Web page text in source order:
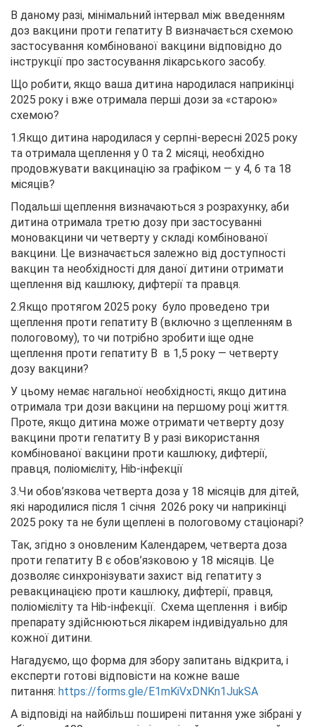
В даному разі, мінімальний інтервал між введенням
доз вакцини проти гепатиту B визначається схемою
застосування комбінованої вакцини відповідно до
інструкції про застосування лікарського засобу.
Що робити, якщо ваша дитина народилася наприкінці
2025 року і вже отримала перші дози за «старою»
схемою?
1.Якщо дитина народилася у серпні-вересні 2025 року
та отримала щеплення у 0 та 2 місяці, необхідно
продовжувати вакцинацію за графіком — у 4, 6 та 18
місяців?
Подальші щеплення визначаються з розрахунку, аби
дитина отримала третю дозу при застосуванні
моновакцини чи четверту у складі комбінованої
вакцини. Це визначається залежно від доступності
вакцин та необхідності для даної дитини отримати
щеплення від кашлюку, дифтерії та правця.
2.Якщо протягом 2025 року було проведено три
щеплення проти гепатиту В (включно з щепленням в
пологовому), то чи потрібно зробити іще одне
щеплення проти гепатиту В в 1,5 року — четверту
дозу вакцини?
У цьому немає нагальної необхідності, якщо дитина
отримала три дози вакцини на першому році життя.
Проте, якщо дитина може отримати четверту дозу
вакцини проти гепатиту В у разі використання
комбінованої вакцини проти кашлюку, дифтерії,
правця, поліомієліту, Hib-інфекції
3.Чи обов’язкова четверта доза у 18 місяців для дітей,
які народилися після 1 січня 2026 року чи наприкінці
2025 року та не були щеплені в пологовому стаціонарі?
Так, згідно з оновленим Календарем, четверта доза
проти гепатиту В є обов’язковою у 18 місяців. Це
дозволяє синхронізувати захист від гепатиту з
ревакцинацією проти кашлюку, дифтерії, правця,
поліомієліту та Hib-інфекції. Схема щеплення і вибір
препарату здійснюються лікарем індивідуально для
кожної дитини.
Нагадуємо, що форма для збору запитань відкрита, і
експерти готові відповісти на кожне ваше
питання: https://forms.gle/E1mKiVxDNKn1JukSA
А відповіді на найбільш поширені питання уже зібрані у